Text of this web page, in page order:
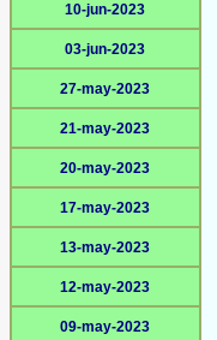
10-jun-2023
03-jun-2023
27-may-2023
21-may-2023
20-may-2023
17-may-2023
13-may-2023
12-may-2023
09-may-2023